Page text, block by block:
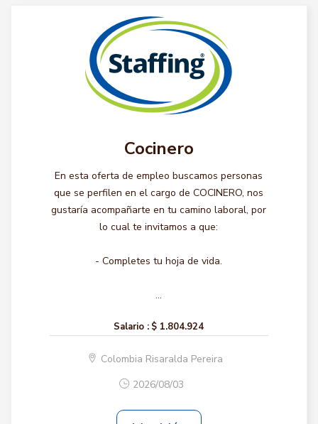
Cocinero
En esta oferta de empleo buscamos personas
que se perfilen en el cargo de COCINERO, nos
gustaría acompañarte en tu camino laboral, por
lo cual te invitamos a que:
- Completes tu hoja de vida.
...
Salario : $ 1.804.924
Colombia Risaralda Pereira
2026/08/03